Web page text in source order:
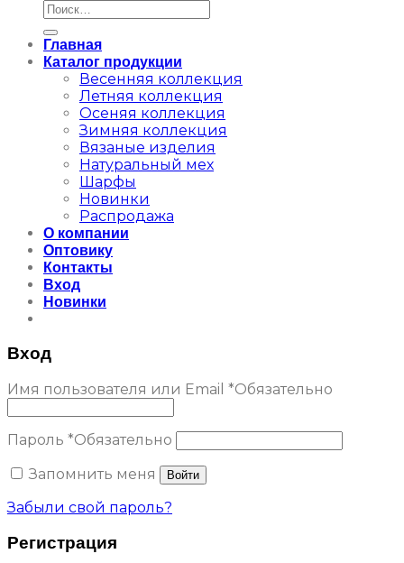
Главная
Каталог продукции
Весенняя коллекция
Летняя коллекция
Осеняя коллекция
Зимняя коллекция
Вязаные изделия
Натуральный мех
Шарфы
Новинки
Распродажа
О компании
Оптовику
Контакты
Вход
Новинки
Вход
Имя пользователя или Email *Обязательно
Пароль *Обязательно
Запомнить меня
Войти
Забыли свой пароль?
Регистрация